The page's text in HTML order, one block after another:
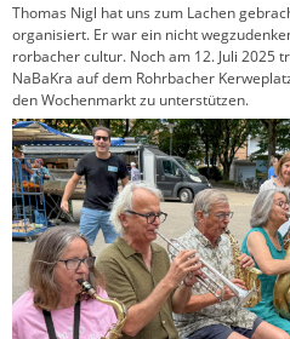
Thomas Nigl hat uns zum Lachen
organisiert. Er war ein nicht
rorbacher cultur. Noch am 12. Juli 2025
NaBaKra auf dem Rohrbacher
den Wochenmarkt zu unterstützen.